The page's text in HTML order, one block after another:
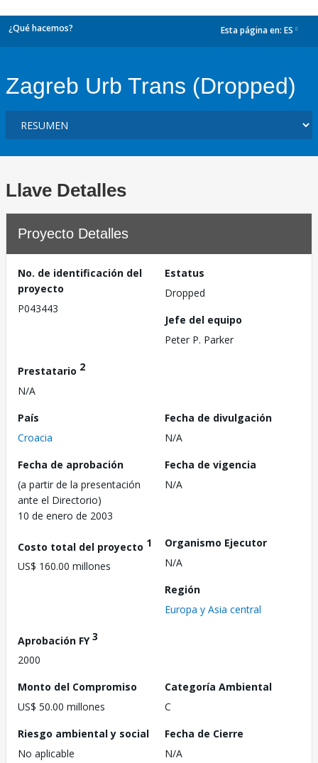
¿Qué hacemos? Esta página en: ES
Zagreb Urb Trans (Dropped)
Llave Detalles
Proyecto Detalles
No. de identificación del
proyecto
P043443
Estatus
Dropped
Jefe del equipo
Peter P. Parker
Prestatario 2
N/A
País
Croacia
Fecha de divulgación
N/A
Fecha de aprobación
(a partir de la presentación
ante el Directorio)
10 de enero de 2003
Fecha de vigencia
N/A
Costo total del proyecto 1
US$ 160.00 millones
Organismo Ejecutor
N/A
Región
Europa y Asia central
Aprobación FY3
2000
Monto del Compromiso
US$ 50.00 millones
Categoría Ambiental
C
Riesgo ambiental y social
No aplicable
Fecha de Cierre
N/A